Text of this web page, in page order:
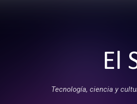
El
Tecnología, ciencia y